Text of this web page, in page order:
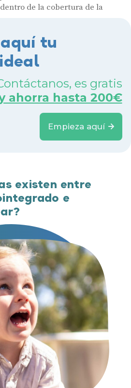
de la cobertura de la
tu
es gratis
ahorra hasta 200€
Empieza aquí
existen entre
e
subvenciones
descuento en tus
E-mail
comerciales por parte de Miaudífono
a empresas colaboradoras de